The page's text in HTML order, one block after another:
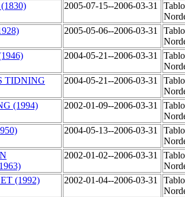
2005-07-15--2006-03-31
2005-05-06--2006-03-31
2004-05-21--2006-03-31
TIDNING
2004-05-21--2006-03-31
(1994)
2002-01-09--2006-03-31
2004-05-13--2006-03-31
2002-01-02--2006-03-31
(1992)
2002-01-04--2006-03-31